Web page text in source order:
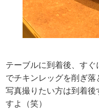
テーブルに到着後、す
でチキンレッグを削ぎ落
写真撮りたい方は到着後
すよ（笑）